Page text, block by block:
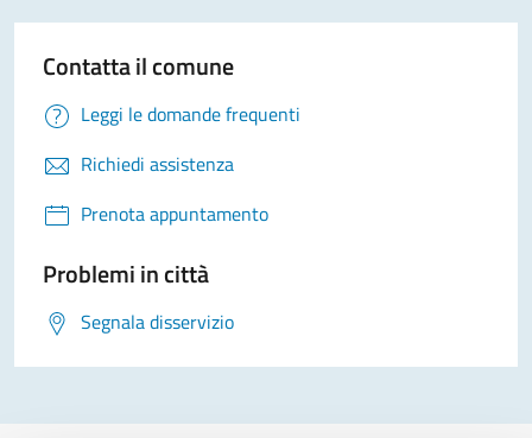
Contatta il comune
Leggi le domande frequenti
Richiedi assistenza
Prenota appuntamento
Problemi in città
Segnala disservizio